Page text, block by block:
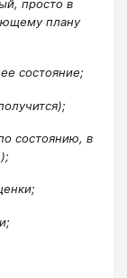
просто в
плану
состояние;
состоянию, в